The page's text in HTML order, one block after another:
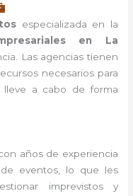
especializada en la
en La
Las agencias tienen
necesarios para
a cabo de forma
años de experiencia
eventos, lo que les
imprevistos y